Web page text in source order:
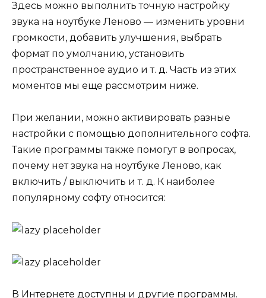
Здесь можно выполнить точную настройку
звука на ноутбуке Леново — изменить уровни
громкости, добавить улучшения, выбрать
формат по умолчанию, установить
пространственное аудио и т. д. Часть из этих
моментов мы еще рассмотрим ниже.
При желании, можно активировать разные
настройки с помощью дополнительного софта.
Такие программы также помогут в вопросах,
почему нет звука на ноутбуке Леново, как
включить / выключить и т. д. К наиболее
популярному софту относится:
В Интернете доступны и другие программы.